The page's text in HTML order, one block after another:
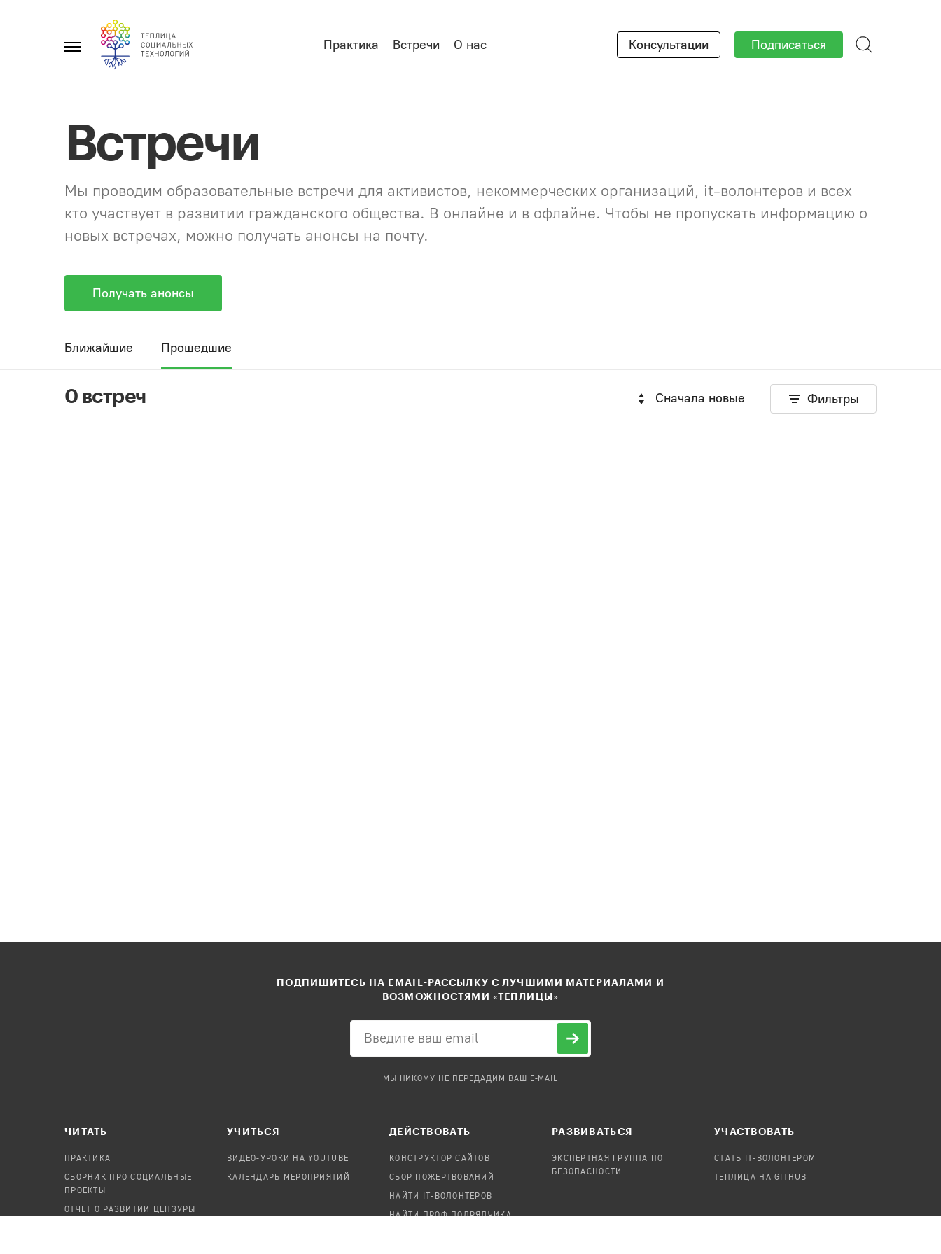
Главное
Практика Встречи О нас Консультации Подписаться
Встречи
Мы проводим образовательные встречи для активистов, некоммерческих организаций, it-волонтеров и всех
кто участвует в развитии гражданского общества. В онлайне и в офлайне. Чтобы не пропускать информацию о
новых встречах, можно получать анонсы на почту.
Получать анонсы
Ближайшие Прошедшие
0 встреч Сначала новые Фильтры
ПОДПИШИТЕСЬ НА EMAIL-РАССЫЛКУ С ЛУЧШИМИ МАТЕРИАЛАМИ И
ВОЗМОЖНОСТЯМИ «ТЕПЛИЦЫ»
МЫ НИКОМУ НЕ ПЕРЕДАДИМ ВАШ E-MAIL
ЧИТАТЬ
ПРАКТИКА
СБОРНИК ПРО СОЦИАЛЬНЫЕ
ПРОЕКТЫ
ОТЧЕТ О РАЗВИТИИ ЦЕНЗУРЫ
УЧИТЬСЯ
ВИДЕО-УРОКИ НА YOUTUBE
КАЛЕНДАРЬ МЕРОПРИЯТИЙ
ДЕЙСТВОВАТЬ
КОНСТРУКТОР САЙТОВ
СБОР ПОЖЕРТВОВАНИЙ
НАЙТИ IT-ВОЛОНТЕРОВ
НАЙТИ ПРОФ.ПОДРЯДЧИКА
РАЗВИВАТЬСЯ
ЭКСПЕРТНАЯ ГРУППА ПО
БЕЗОПАСНОСТИ
УЧАСТВОВАТЬ
СТАТЬ IT-ВОЛОНТЕРОМ
ТЕПЛИЦА НА GITHUB